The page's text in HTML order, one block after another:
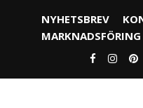
NYHETSBREV
MARKNADSFÖRING